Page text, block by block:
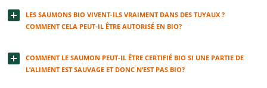
LES SAUMONS BIO VIVENT-ILS VRAIMENT DANS DES TUYAUX ?
COMMENT CELA PEUT-IL ÊTRE AUTORISÉ EN BIO?
COMMENT LE SAUMON PEUT-IL ÊTRE CERTIFIÉ BIO SI UNE PARTIE DE
L’ALIMENT EST SAUVAGE ET DONC N’EST PAS BIO?